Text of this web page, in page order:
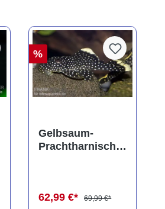
%
Gelbsaum-
Prachtharnischw
62,99 €*
69,99 €*